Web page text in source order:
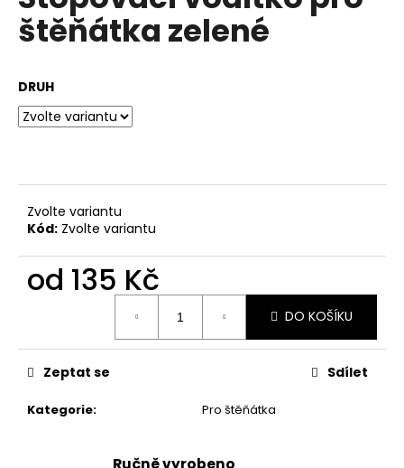
0,0
z
štěňátka zelené
DRUH
Zvolte variantu
Kód: Zvolte variantu
od 135 Kč
DO KOŠÍKU
Kategorie: Pro štěňátka
Zeptat se Sdílet
Ručně vyrobeno
a
j
t
?
D
o
č